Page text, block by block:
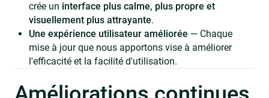
crée un interface plus calme, plus propre et
visuellement plus attrayante.
Une expérience utilisateur améliorée — Chaque
mise à jour que nous apportons vise à améliorer
l'efficacité et la facilité d'utilisation.